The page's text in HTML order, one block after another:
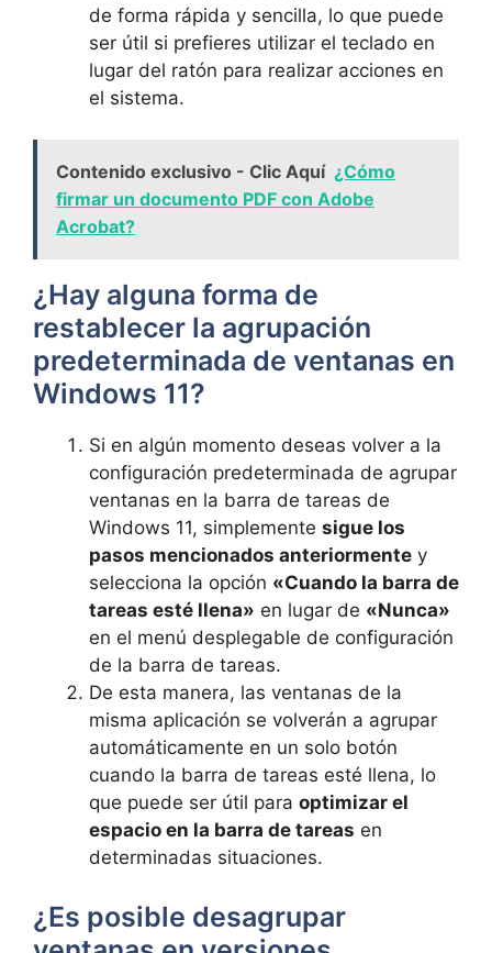
de forma rápida y sencilla, lo que puede
ser útil si prefieres utilizar el teclado en
lugar del ratón para realizar acciones en
el sistema.
Contenido exclusivo - Clic Aquí ¿Cómo
firmar un documento PDF con Adobe
Acrobat?
¿Hay alguna forma de
restablecer la agrupación
predeterminada de ventanas en
Windows 11?
Si en algún momento deseas volver a la
configuración predeterminada de agrupar
ventanas en la barra de tareas de
Windows 11, simplemente sigue los
pasos mencionados anteriormente y
selecciona la opción «Cuando la barra de
tareas esté llena» en lugar de «Nunca»
en el menú desplegable de configuración
de la barra de tareas.
De esta manera, las ventanas de la
misma aplicación se volverán a agrupar
automáticamente en un solo botón
cuando la barra de tareas esté llena, lo
que puede ser útil para optimizar el
espacio en la barra de tareas en
determinadas situaciones.
¿Es posible desagrupar